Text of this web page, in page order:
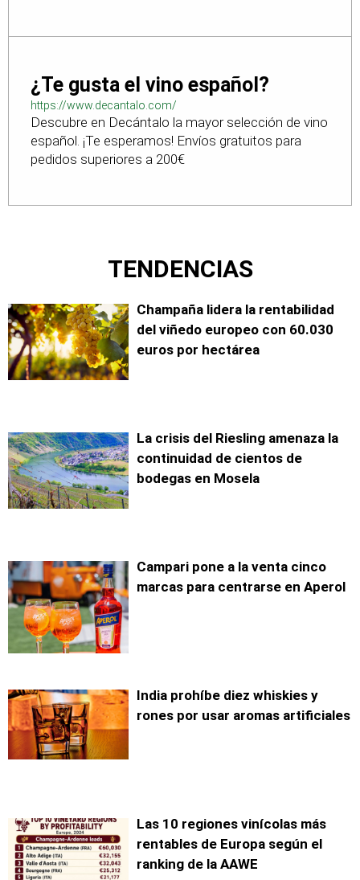
¿Te gusta el vino español?
https://www.decantalo.com/
Descubre en Decántalo la mayor selección de vino
español. ¡Te esperamos! Envíos gratuitos para
pedidos superiores a 200€
TENDENCIAS
Champaña lidera la rentabilidad
del viñedo europeo con 60.030
euros por hectárea
La crisis del Riesling amenaza la
continuidad de cientos de
bodegas en Mosela
Campari pone a la venta cinco
marcas para centrarse en Aperol
India prohíbe diez whiskies y
rones por usar aromas artificiales
Las 10 regiones vinícolas más
rentables de Europa según el
ranking de la AAWE